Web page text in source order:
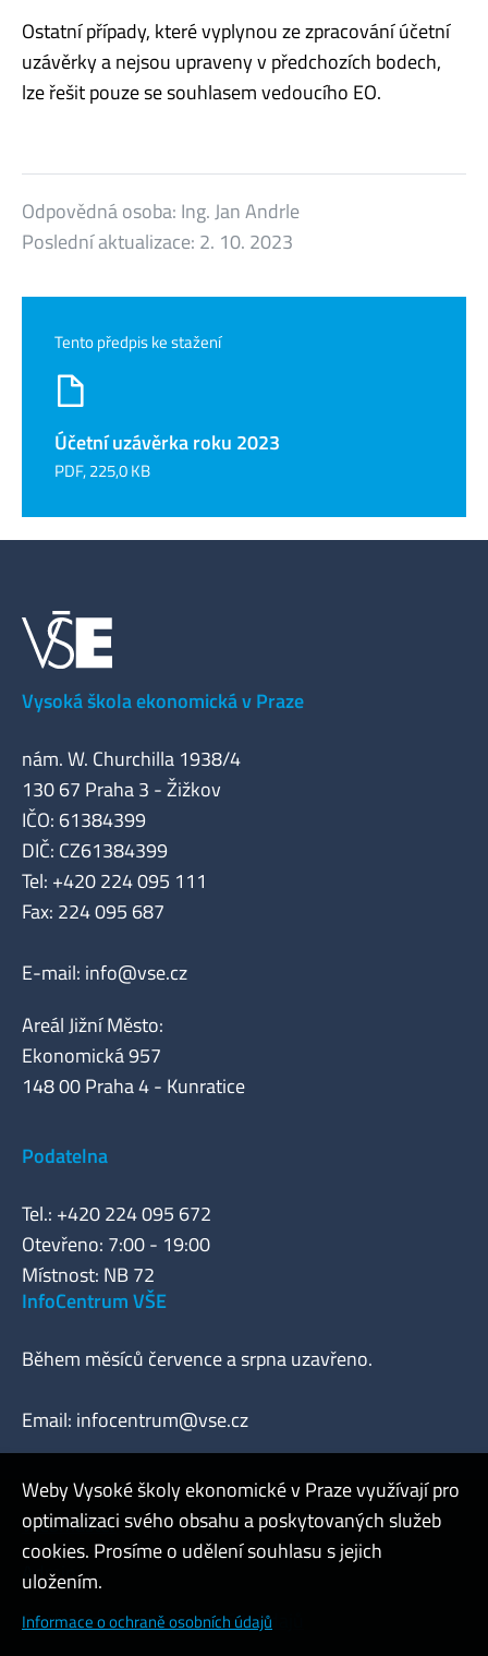
Ostatní případy, které vyplynou ze zpracování účetní
uzávěrky a nejsou upraveny v předchozích bodech,
lze řešit pouze se souhlasem vedoucího EO.
Odpovědná osoba: Ing. Jan Andrle
Poslední aktualizace: 2. 10. 2023
Tento předpis ke stažení
Účetní uzávěrka roku 2023
PDF, 225,0 KB
Vysoká škola ekonomická v Praze
nám. W. Churchilla 1938/4
130 67 Praha 3 - Žižkov
IČO: 61384399
DIČ: CZ61384399
Tel: +420 224 095 111
Fax: 224 095 687
E-mail: info@vse.cz
Areál Jižní Město:
Ekonomická 957
148 00 Praha 4 - Kunratice
Podatelna
Tel.: +420 224 095 672
Otevřeno: 7:00 - 19:00
Místnost: NB 72
InfoCentrum VŠE
Během měsíců července a srpna uzavřeno.
Email: infocentrum@vse.cz
Webmaster
Admin
Cookies a ochrana osobních údajů
Weby Vysoké školy ekonomické v Praze využívají pro
optimalizaci svého obsahu a poskytovaných služeb
cookies. Prosíme o udělení souhlasu s jejich
uložením.
Informace o ochraně osobních údajů